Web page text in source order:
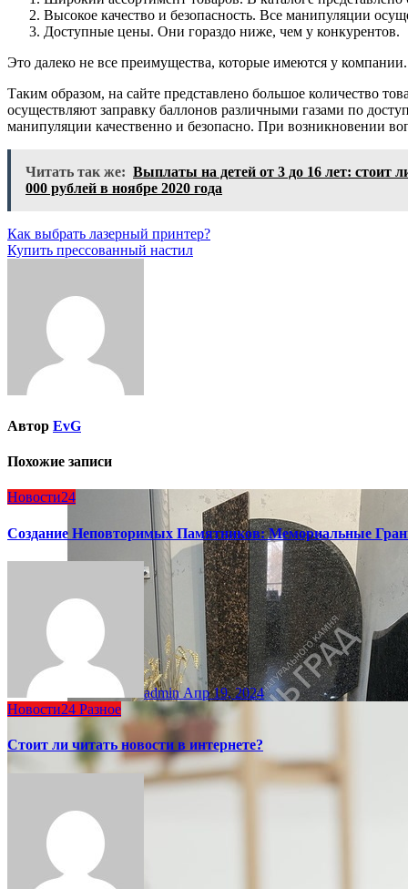
Высокое качество и безопасность. Все манипуляции
Доступные цены. Они гораздо ниже, чем у конкурентов.
Это далеко не все преимущества, которые имеются у компании.
Таким образом, на сайте представлено большое количество
осуществляют заправку баллонов различными газами по
манипуляции качественно и безопасно. При возникновении
Читать так же: Выплаты на детей от 3 до 16 лет: стоит
000 рублей в ноябре 2020 года
Навигация
по
Как выбрать лазерный принтер?
Купить прессованный настил
Автор EvG
Похожие записи
Новости24
Создание Неповторимых Памятников: Мемориальные
adminАпр 19, 2024
Новости24 Разное
Стоит ли читать новости в интернете?